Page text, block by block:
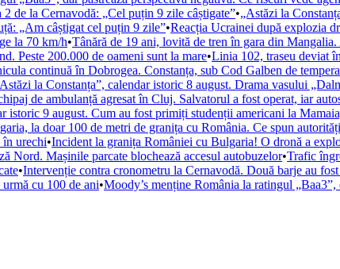
de la Cernavodă: „Cel puțin 9 zile câștigate”•„Astăzi la
„Am câștigat cel puțin 9 zile”•Reacția Ucrainei după explozia
la 70 km/h•Tânără de 19 ani, lovită de tren în gara din
Peste 200.000 de oameni sunt la mare•Linia 102, traseu deviat
continuă în Dobrogea. Constanța, sub Cod Galben de
la Constanța”, calendar istoric 8 august. Drama vasului
de ambulanță agresat în Cluj. Salvatorul a fost operat, iar
istoric 9 august. Cum au fost primiți studenții americani la
la doar 100 de metri de granița cu România. Ce spun
în urechi•Incident la granița României cu Bulgaria! O dronă a
Nord. Mașinile parcate blochează accesul autobuzelor•Trafic
•Intervenție contra cronometru la Cernavodă. Două barje au
cu 100 de ani•Moody’s menține România la ratingul